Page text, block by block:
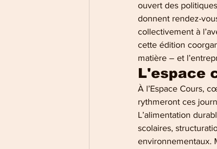
ouvert des
donnent rendez-
collectivement à
cette édition
matière – et
L'espace
À l’Espace Cours,
rythmeront ces
L’alimentation
scolaires,
environnementaux.